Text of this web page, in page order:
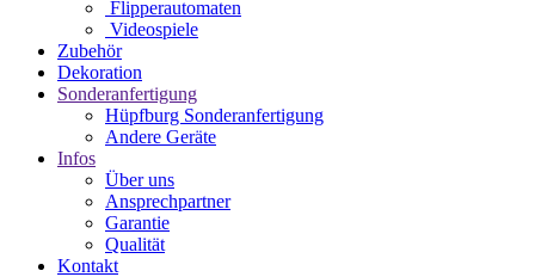
Flipperautomaten
Videospiele
Zubehör
Dekoration
Sonderanfertigung
Hüpfburg Sonderanfertigung
Andere Geräte
Infos
Über uns
Ansprechpartner
Garantie
Qualität
Kontakt